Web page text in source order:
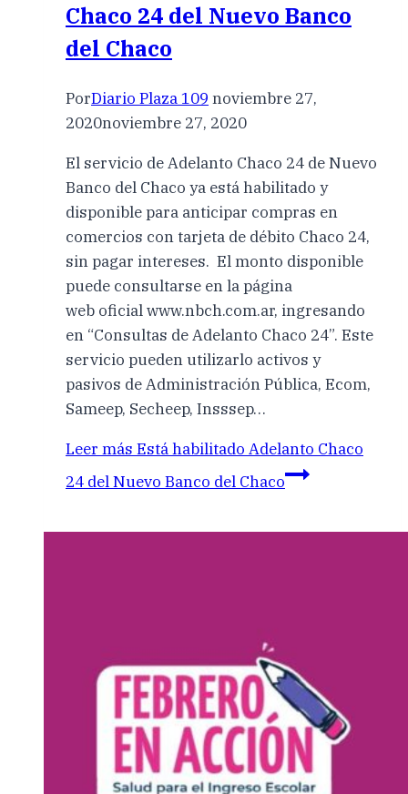
Chaco 24 del Nuevo Banco
del Chaco
PorDiario Plaza 109 noviembre 27,
2020noviembre 27, 2020
El servicio de Adelanto Chaco 24 de Nuevo
Banco del Chaco ya está habilitado y
disponible para anticipar compras en
comercios con tarjeta de débito Chaco 24,
sin pagar intereses. El monto disponible
puede consultarse en la página
web oficial www.nbch.com.ar, ingresando
en “Consultas de Adelanto Chaco 24”. Este
servicio pueden utilizarlo activos y
pasivos de Administración Pública, Ecom,
Sameep, Secheep, Insssep…
Leer más Está habilitado Adelanto Chaco
24 del Nuevo Banco del Chaco